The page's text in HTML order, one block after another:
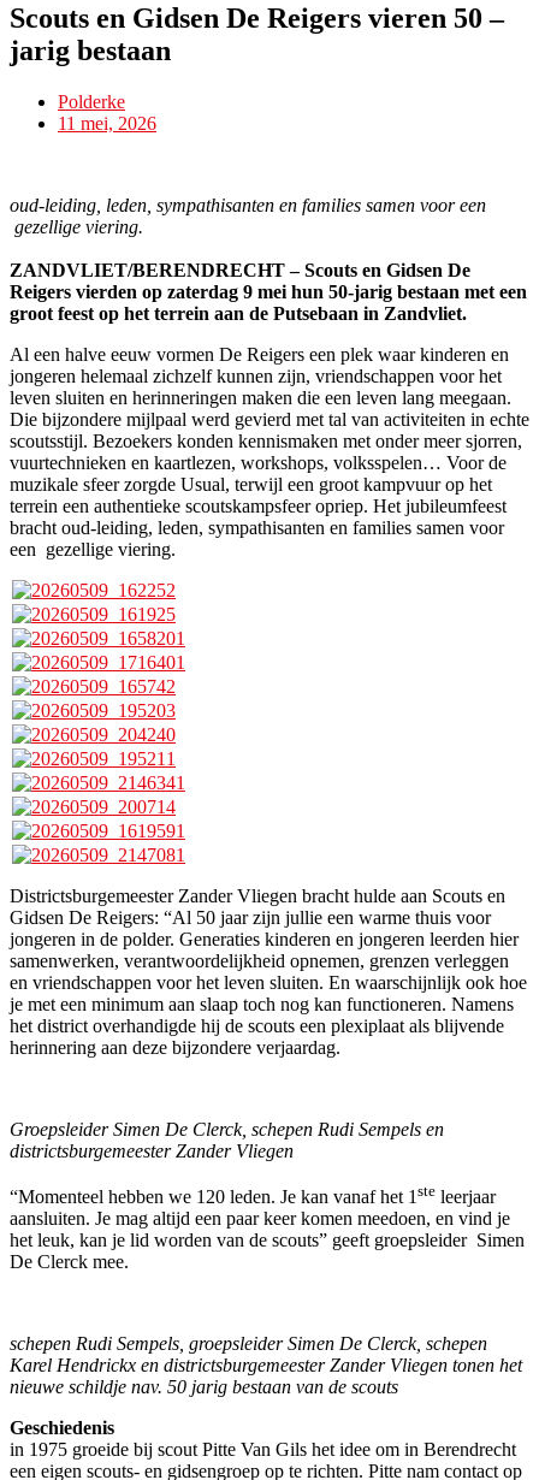
Scouts en Gidsen De Reigers vieren 50 –
jarig bestaan
Polderke
11 mei, 2026
oud-leiding, leden, sympathisanten en families samen voor een
gezellige viering.
ZANDVLIET/BERENDRECHT – Scouts en Gidsen De
Reigers vierden op zaterdag 9 mei hun 50-jarig bestaan met een
groot feest op het terrein aan de Putsebaan in Zandvliet.
Al een halve eeuw vormen De Reigers een plek waar kinderen en
jongeren helemaal zichzelf kunnen zijn, vriendschappen voor het
leven sluiten en herinneringen maken die een leven lang meegaan.
Die bijzondere mijlpaal werd gevierd met tal van activiteiten in echte
scoutsstijl. Bezoekers konden kennismaken met onder meer sjorren,
vuurtechnieken en kaartlezen, workshops, volksspelen… Voor de
muzikale sfeer zorgde Usual, terwijl een groot kampvuur op het
terrein een authentieke scoutskampsfeer opriep. Het jubileumfeest
bracht oud-leiding, leden, sympathisanten en families samen voor
een gezellige viering.
Districtsburgemeester Zander Vliegen bracht hulde aan Scouts en
Gidsen De Reigers: “Al 50 jaar zijn jullie een warme thuis voor
jongeren in de polder. Generaties kinderen en jongeren leerden hier
samenwerken, verantwoordelijkheid opnemen, grenzen verleggen
en vriendschappen voor het leven sluiten. En waarschijnlijk ook hoe
je met een minimum aan slaap toch nog kan functioneren. Namens
het district overhandigde hij de scouts een plexiplaat als blijvende
herinnering aan deze bijzondere verjaardag.
Groepsleider Simen De Clerck, schepen Rudi Sempels en
districtsburgemeester Zander Vliegen
“Momenteel hebben we 120 leden. Je kan vanaf het 1 ste leerjaar
aansluiten. Je mag altijd een paar keer komen meedoen, en vind je
het leuk, kan je lid worden van de scouts” geeft groepsleider Simen
De Clerck mee.
schepen Rudi Sempels, groepsleider Simen De Clerck, schepen
Karel Hendrickx en districtsburgemeester Zander Vliegen tonen het
nieuwe schildje nav. 50 jarig bestaan van de scouts
Geschiedenis
in 1975 groeide bij scout Pitte Van Gils het idee om in Berendrecht
een eigen scouts- en gidsengroep op te richten. Pitte nam contact op